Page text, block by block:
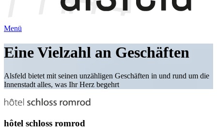
Menü
Eine Vielzahl an Geschäften
Alsfeld bietet mit seinen unzähligen Geschäften in und rund um die
Innenstadt alles, was Ihr Herz begehrt
hôtel schloss romrod